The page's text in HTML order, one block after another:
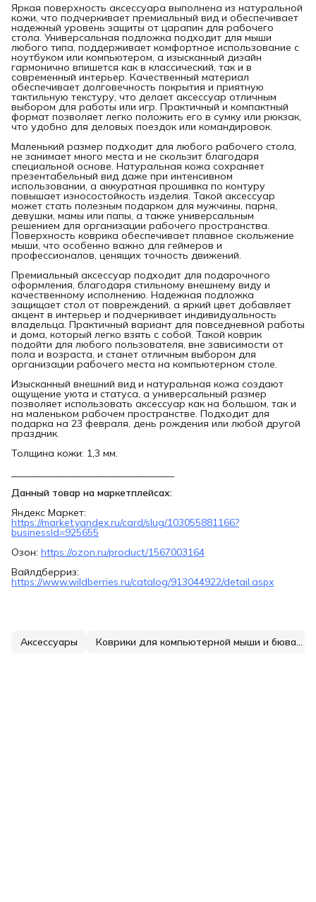
Яркая поверхность аксессуара выполнена из натуральной
кожи, что подчеркивает премиальный вид и обеспечивает
надежный уровень защиты от царапин для рабочего
стола. Универсальная подложка подходит для мыши
любого типа, поддерживает комфортное использование с
ноутбуком или компьютером, а изысканный дизайн
гармонично впишется как в классический, так и в
современный интерьер. Качественный материал
обеспечивает долговечность покрытия и приятную
тактильную текстуру, что делает аксессуар отличным
выбором для работы или игр. Практичный и компактный
формат позволяет легко положить его в сумку или рюкзак,
что удобно для деловых поездок или командировок.
Маленький размер подходит для любого рабочего стола,
не занимает много места и не скользит благодаря
специальной основе. Натуральная кожа сохраняет
презентабельный вид даже при интенсивном
использовании, а аккуратная прошивка по контуру
повышает износостойкость изделия. Такой аксессуар
может стать полезным подарком для мужчины, парня,
девушки, мамы или папы, а также универсальным
решением для организации рабочего пространства.
Поверхность коврика обеспечивает плавное скольжение
мыши, что особенно важно для геймеров и
профессионалов, ценящих точность движений.
Премиальный аксессуар подходит для подарочного
оформления, благодаря стильному внешнему виду и
качественному исполнению. Надежная подложка
защищает стол от повреждений, а яркий цвет добавляет
акцент в интерьер и подчеркивает индивидуальность
владельца. Практичный вариант для повседневной работы
и дома, который легко взять с собой. Такой коврик
подойти для любого пользователя, вне зависимости от
пола и возраста, и станет отличным выбором для
организации рабочего места на компьютерном столе.
Изысканный внешний вид и натуральная кожа создают
ощущение уюта и статуса, а универсальный размер
позволяет использовать аксессуар как на большом, так и
на маленьком рабочем пространстве. Подходит для
подарка на 23 февраля, день рождения или любой другой
праздник.
Толщина кожи: 1,3 мм.
Данный товар на маркетплейсах:
Яндекс Маркет:
https://market.yandex.ru/card/slug/103055881166?
businessId=925655
Озон: https://ozon.ru/product/1567003164
Вайлдберриз:
https://www.wildberries.ru/catalog/913044922/detail.aspx
Аксессуары Коврики для компьютерной мыши и бювары